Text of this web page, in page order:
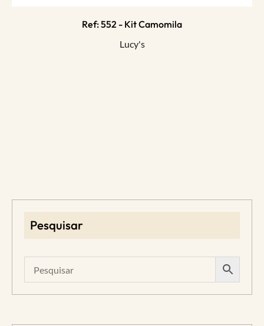
Ref: 552 - Kit Camomila
Lucy's
Pesquisar